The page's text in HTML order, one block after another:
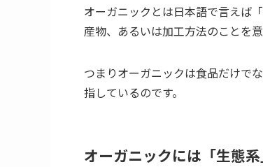
オーガニックとは日本語で言えば
産物、あるいは加工方法のことを意
つまりオーガニックは食品だけで
指しているのです。
オーガニックには「生態